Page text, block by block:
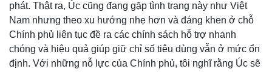
phát. Thật ra, Úc cũng đang gặp tình trạng này như Việt
Nam nhưng theo xu hướng nhẹ hơn và đáng khen ở chỗ
Chính phủ liên tục đề ra các chính sách hỗ trợ nhanh
chóng và hiệu quả giúp giữ chỉ số tiêu dùng vẫn ở mức ổn
định. Với những nỗ lực của Chính phủ, tôi nghĩ rằng Úc sẽ